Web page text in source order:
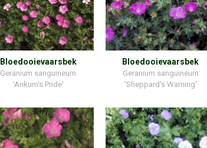
Bloedooievaarsbek
Geranium sanguineum
'Ankum's Pride'
Bloedooievaarsbek
Geranium sanguineum
'Sheppard's Warning'